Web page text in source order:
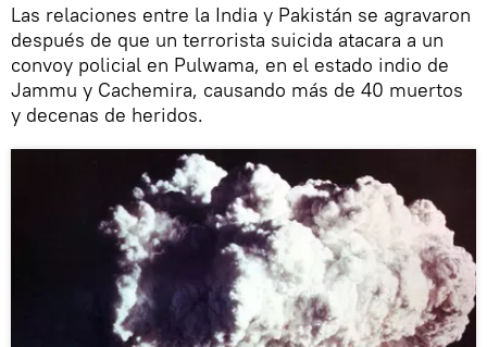
Las relaciones entre la India y Pakistán se agravaron
después de que un terrorista suicida atacara a un
convoy policial en Pulwama, en el estado indio de
Jammu y Cachemira, causando más de 40 muertos
y decenas de heridos.